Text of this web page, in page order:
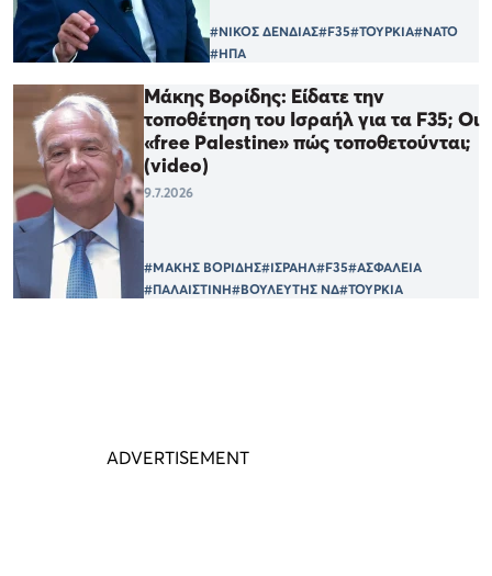
#ΝΙΚΟΣ ΔΕΝΔΙΑΣ#F35#ΤΟΥΡΚΙΑ#ΝΑΤΟ
#ΗΠΑ
Μάκης Βορίδης: Είδατε την
τοποθέτηση του Ισραήλ για τα F35; Οι
«free Palestine» πώς τοποθετούνται;
(video)
9.7.2026
#ΜΑΚΗΣ ΒΟΡΙΔΗΣ#ΙΣΡΑΗΛ#F35#ΑΣΦΑΛΕΙΑ
#ΠΑΛΑΙΣΤΙΝΗ#ΒΟΥΛΕΥΤΗΣ ΝΔ#ΤΟΥΡΚΙΑ